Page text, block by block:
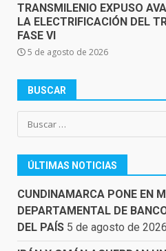
TRANSMILENIO EXPUSO
LA ELECTRIFICACIÓN DEL
FASE VI
5 de agosto de 2026
BUSCAR
Buscar:
ÚLTIMAS NOTICIAS
CUNDINAMARCA PONE EN
DEPARTAMENTAL DE
DEL PAÍS 5 de agosto de 2026